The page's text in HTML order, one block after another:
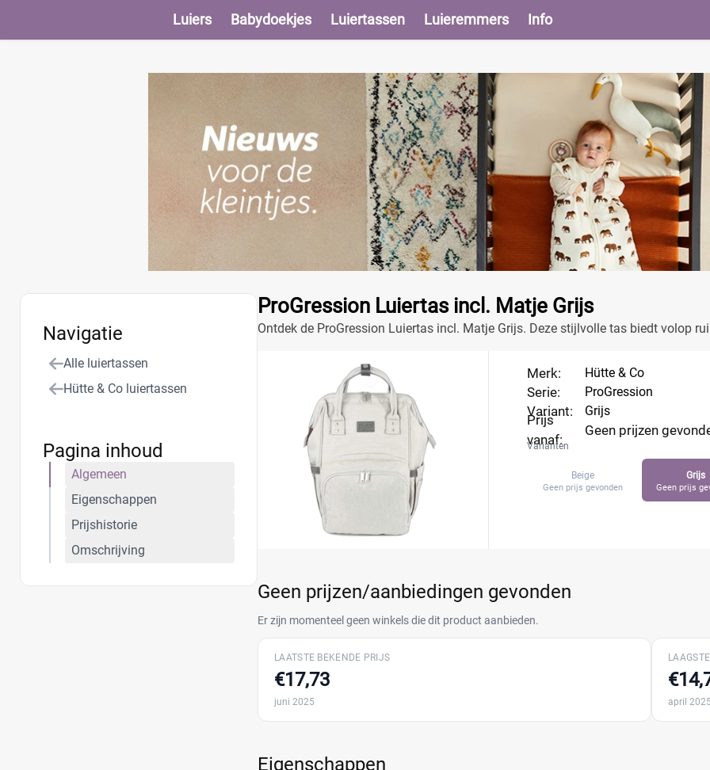
Luiers Babydoekjes Luiertassen Luieremmers Info
ProGression Luiertas incl. Matje Grijs
Ontdek de ProGression Luiertas incl. Matje Grijs. Deze stijlvolle tas biedt volop
Merk:
Serie:
Variant:
Prijs
vanaf:
Hütte & Co
ProGression
Grijs
Geen prijzen
Varianten
Beige
Geen prijs gevonden
Grijs
Geen prijs
Geen prijzen/aanbiedingen gevonden
Er zijn momenteel geen winkels die dit product aanbieden.
LAATSTE BEKENDE PRIJS
€17,73
juni 2025 april 2025
Eigenschappen
Navigatie
Alle luiertassen
Hütte & Co luiertassen
Pagina inhoud
Algemeen
Eigenschappen
Prijshistorie
Omschrijving